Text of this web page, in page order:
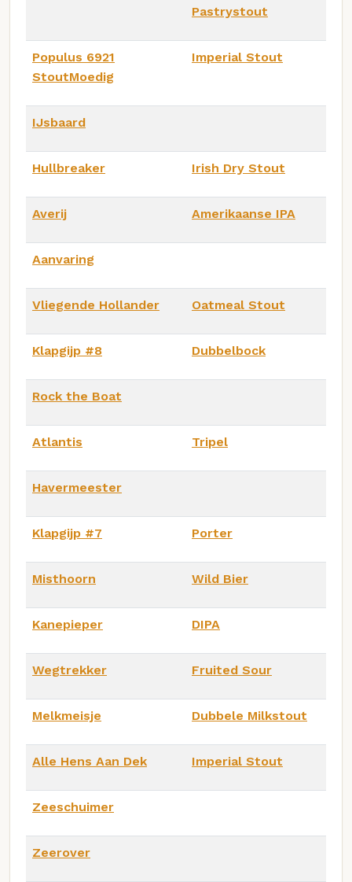
Pastrystout
Populus 6921
StoutMoedig
Imperial Stout
IJsbaard
Hullbreaker Irish Dry Stout
Averij Amerikaanse IPA
Aanvaring
Vliegende Hollander Oatmeal Stout
Klapgijp #8 Dubbelbock
Rock the Boat
Atlantis Tripel
Havermeester
Klapgijp #7 Porter
Misthoorn Wild Bier
Kanepieper DIPA
Wegtrekker Fruited Sour
Melkmeisje Dubbele Milkstout
Alle Hens Aan Dek Imperial Stout
Zeeschuimer
Zeerover